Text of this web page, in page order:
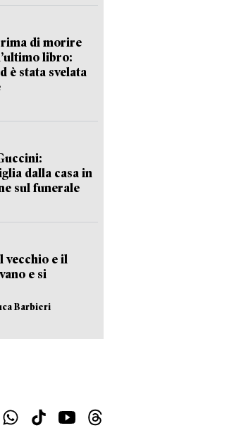
di morire
libro:
è stata svelata
dalla casa in
sul funerale
vecchio e il
e si
Barbieri